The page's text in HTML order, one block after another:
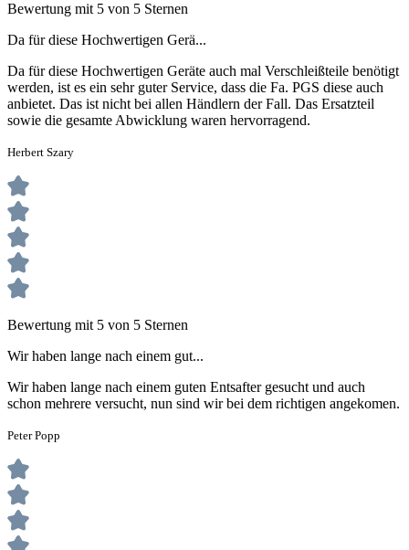
Bewertung mit 5 von 5 Sternen
Da für diese Hochwertigen Gerä...
Da für diese Hochwertigen Geräte auch mal Verschleißteile benötigt
werden, ist es ein sehr guter Service, dass die Fa. PGS diese auch
anbietet. Das ist nicht bei allen Händlern der Fall. Das Ersatzteil
sowie die gesamte Abwicklung waren hervorragend.
Herbert Szary
Bewertung mit 5 von 5 Sternen
Wir haben lange nach einem gut...
Wir haben lange nach einem guten Entsafter gesucht und auch
schon mehrere versucht, nun sind wir bei dem richtigen angekomen.
Peter Popp